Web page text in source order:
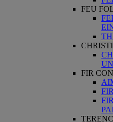
FEU
FIR